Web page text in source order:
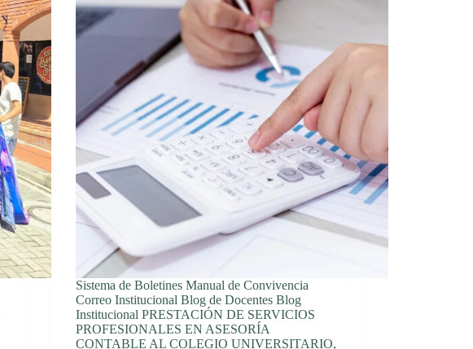
Sistema de Boletines Manual de Convivencia
Correo Institucional Blog de Docentes Blog
Institucional PRESTACIÓN DE SERVICIOS
PROFESIONALES EN ASESORÍA
CONTABLE AL COLEGIO UNIVERSITARIO,